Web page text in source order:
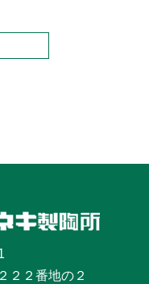
２２番地の２